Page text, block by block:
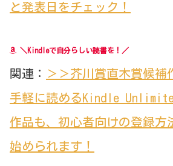
と発表日をチェック！
＼Kindleで自分らしい読書を！／
関連：
＞＞芥川賞直木賞候補
手軽に読めるKindle
作品も、初心者向けの登録方
始められます！